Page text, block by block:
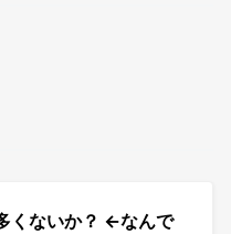
くないか？ ←なんで